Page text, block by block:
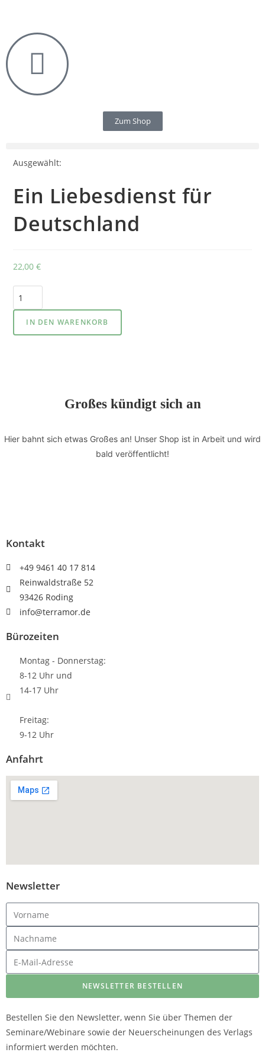
Zum Shop
Ausgewählt:
Ein Liebesdienst für
Deutschland
22,00€
IN DEN WARENKORB
Großes kündigt sich an
Hier bahnt sich etwas Großes an! Unser Shop ist in Arbeit und wird
bald veröffentlicht!
Kontakt
+49 9461 40 17 814
Reinwaldstraße 52
93426 Roding
info@terramor.de
Bürozeiten
Montag - Donnerstag:
8-12 Uhr und
14-17 Uhr
Freitag:
9-12 Uhr
Anfahrt
Newsletter
NEWSLETTER BESTELLEN
Bestellen Sie den Newsletter, wenn Sie über Themen der
Seminare/Webinare sowie der Neuerscheinungen des Verlags
informiert werden möchten.